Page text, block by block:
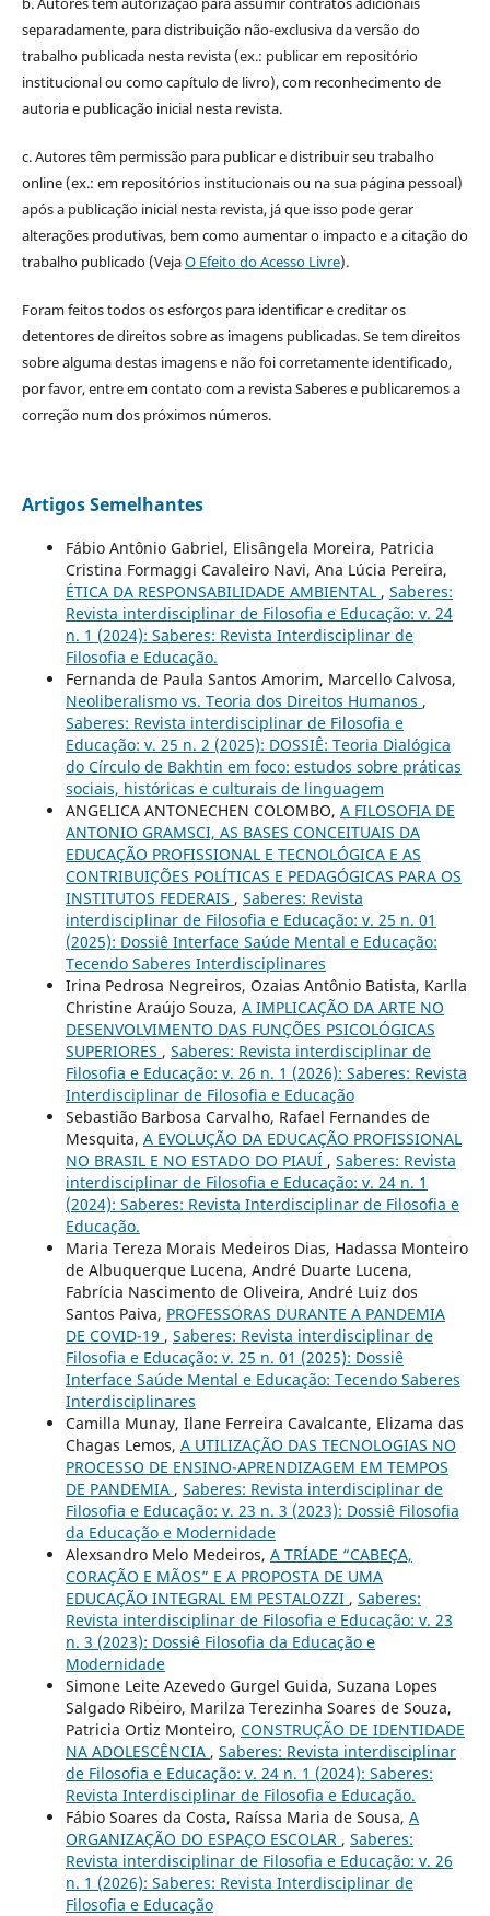
separadamente, para distribuição não-exclusiva da versão do
trabalho publicada nesta revista (ex.: publicar em repositório
institucional ou como capítulo de livro), com reconhecimento de
autoria e publicação inicial nesta revista.
c. Autores têm permissão para publicar e distribuir seu trabalho
online (ex.: em repositórios institucionais ou na sua página pessoal)
após a publicação inicial nesta revista, já que isso pode gerar
alterações produtivas, bem como aumentar o impacto e a citação do
trabalho publicado (VejaO Efeito do Acesso Livre).
Foram feitos todos os esforços para identificar e creditar os
detentores de direitos sobre as imagens publicadas. Se tem direitos
sobre alguma destas imagens e não foi corretamente identificado,
por favor, entre em contato com a revista Saberes e publicaremos a
correção num dos próximos números.
Artigos Semelhantes
Fábio Antônio Gabriel, Elisângela Moreira, Patricia
Cristina Formaggi Cavaleiro Navi, Ana Lúcia Pereira,
ÉTICA DA RESPONSABILIDADE AMBIENTAL , Saberes:
Revista interdisciplinar de Filosofia e Educação: v. 24
n. 1 (2024): Saberes: Revista Interdisciplinar de
Filosofia e Educação.
Fernanda de Paula Santos Amorim, Marcello Calvosa,
Neoliberalismo vs. Teoria dos Direitos Humanos ,
Saberes: Revista interdisciplinar de Filosofia e
Educação: v. 25 n. 2 (2025): DOSSIÊ: Teoria Dialógica
do Círculo de Bakhtin em foco: estudos sobre práticas
sociais, históricas e culturais de linguagem
ANGELICA ANTONECHEN COLOMBO, A FILOSOFIA DE
ANTONIO GRAMSCI, AS BASES CONCEITUAIS DA
EDUCAÇÃO PROFISSIONAL E TECNOLÓGICA E AS
CONTRIBUIÇÕES POLÍTICAS E PEDAGÓGICAS PARA OS
INSTITUTOS FEDERAIS , Saberes: Revista
interdisciplinar de Filosofia e Educação: v. 25 n. 01
(2025): Dossiê Interface Saúde Mental e Educação:
Tecendo Saberes Interdisciplinares
Irina Pedrosa Negreiros, Ozaias Antônio Batista, Karlla
Christine Araújo Souza, A IMPLICAÇÃO DA ARTE NO
DESENVOLVIMENTO DAS FUNÇÕES PSICOLÓGICAS
SUPERIORES , Saberes: Revista interdisciplinar de
Filosofia e Educação: v. 26 n. 1 (2026): Saberes: Revista
Interdisciplinar de Filosofia e Educação
Sebastião Barbosa Carvalho, Rafael Fernandes de
Mesquita, A EVOLUÇÃO DA EDUCAÇÃO PROFISSIONAL
NO BRASIL E NO ESTADO DO PIAUÍ , Saberes: Revista
interdisciplinar de Filosofia e Educação: v. 24 n. 1
(2024): Saberes: Revista Interdisciplinar de Filosofia e
Educação.
Maria Tereza Morais Medeiros Dias, Hadassa Monteiro
de Albuquerque Lucena, André Duarte Lucena,
Fabrícia Nascimento de Oliveira, André Luiz dos
Santos Paiva, PROFESSORAS DURANTE A PANDEMIA
DE COVID-19 , Saberes: Revista interdisciplinar de
Filosofia e Educação: v. 25 n. 01 (2025): Dossiê
Interface Saúde Mental e Educação: Tecendo Saberes
Interdisciplinares
Camilla Munay, Ilane Ferreira Cavalcante, Elizama das
Chagas Lemos, A UTILIZAÇÃO DAS TECNOLOGIAS NO
PROCESSO DE ENSINO-APRENDIZAGEM EM TEMPOS
DE PANDEMIA , Saberes: Revista interdisciplinar de
Filosofia e Educação: v. 23 n. 3 (2023): Dossiê Filosofia
da Educação e Modernidade
Alexsandro Melo Medeiros, A TRÍADE “CABEÇA,
CORAÇÃO E MÃOS” E A PROPOSTA DE UMA
EDUCAÇÃO INTEGRAL EM PESTALOZZI , Saberes:
Revista interdisciplinar de Filosofia e Educação: v. 23
n. 3 (2023): Dossiê Filosofia da Educação e
Modernidade
Simone Leite Azevedo Gurgel Guida, Suzana Lopes
Salgado Ribeiro, Marilza Terezinha Soares de Souza,
Patricia Ortiz Monteiro, CONSTRUÇÃO DE IDENTIDADE
NA ADOLESCÊNCIA , Saberes: Revista interdisciplinar
de Filosofia e Educação: v. 24 n. 1 (2024): Saberes:
Revista Interdisciplinar de Filosofia e Educação.
Fábio Soares da Costa, Raíssa Maria de Sousa, A
ORGANIZAÇÃO DO ESPAÇO ESCOLAR , Saberes:
Revista interdisciplinar de Filosofia e Educação: v. 26
n. 1 (2026): Saberes: Revista Interdisciplinar de
Filosofia e Educação